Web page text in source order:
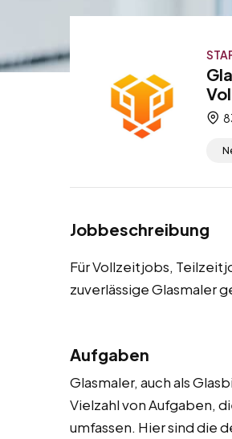
Jobbeschreibung
Für Vollzeitjobs,
zuverlässige Glasmaler
Aufgaben
Glasmaler, auch als
Vielzahl von Aufgaben,
umfassen. Hier sind die